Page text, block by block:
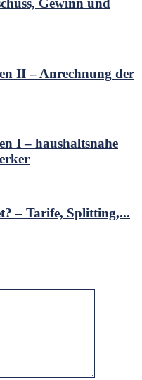
Gewinn und
II – Anrechnung der
I – haushaltsnahe
– Tarife, Splitting,...